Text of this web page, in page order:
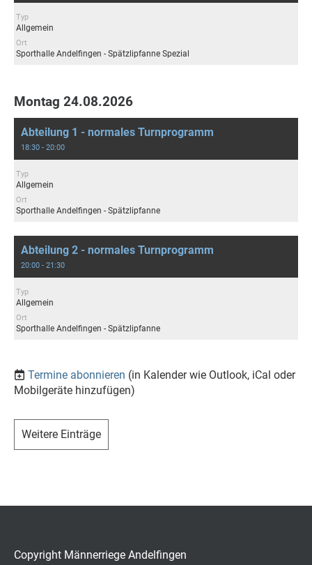
Typ
Allgemein
Ort
Sporthalle Andelfingen - Spätzlipfanne Spezial
Montag 24.08.2026
Abteilung 1 - normales Turnprogramm
18:30 - 20:00
Typ
Allgemein
Ort
Sporthalle Andelfingen - Spätzlipfanne
Abteilung 2 - normales Turnprogramm
20:00 - 21:30
Typ
Allgemein
Ort
Sporthalle Andelfingen - Spätzlipfanne
Termine abonnieren (in Kalender wie Outlook, iCal oder
Mobilgeräte hinzufügen)
Weitere Einträge
Copyright Männerriege Andelfingen